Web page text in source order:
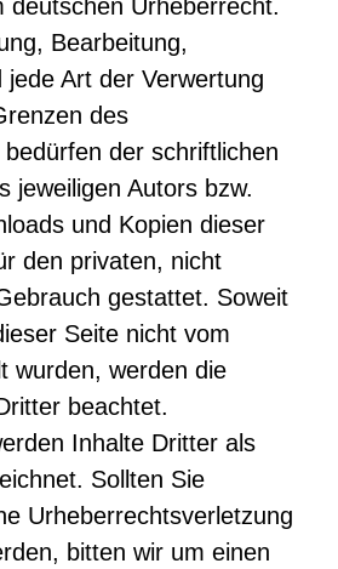
deutschen Urheberrecht.
Bearbeitung,
jede Art der Verwertung
des
der schriftlichen
jeweiligen Autors bzw.
und Kopien dieser
den privaten, nicht
gestattet. Soweit
Seite nicht vom
wurden, werden die
beachtet.
Inhalte Dritter als
Sollten Sie
Urheberrechtsverletzung
bitten wir um einen